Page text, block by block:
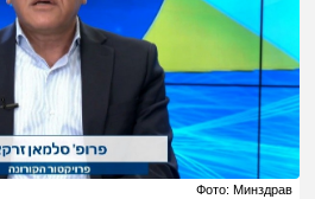
Фото: Минздрав